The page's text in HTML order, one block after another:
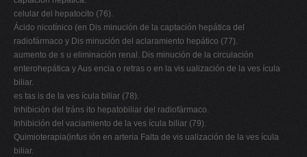
celular del hepatocito (76).
Ácido nicotínico (en Dis minución de la captación hepática del
radiofármaco y Dis minución del aclaramiento hepático (77).
aumento de s u eliminación renal. Dis minución de la circulación
enterohepática y Aus encia o retras o en la vis ualización de la ves ícula
biliar.
es tas is de la ves ícula biliar (78).
Inhibición del tráns ito hepatobiliar del radiofármaco.
Inhibición del vaciamiento de la ves ícula biliar (79).
Quimioterapia(infus ión en arteria Falta de vis ualización de la ves ícula
biliar.